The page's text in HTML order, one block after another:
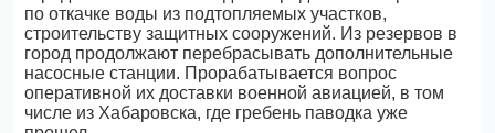
по откачке воды из подтопляемых участков,
строительству защитных сооружений. Из резервов в
город продолжают перебрасывать дополнительные
насосные станции. Прорабатывается вопрос
оперативной их доставки военной авиацией, в том
числе из Хабаровска, где гребень паводка уже